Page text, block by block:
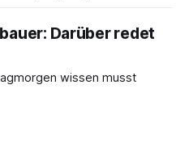
Darüber redet
wissen musst